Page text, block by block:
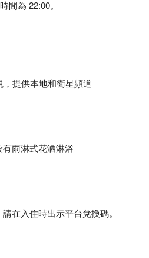
間為 22:00。
，提供本地和衛星頻道
有雨淋式花洒淋浴
在入住時出示平台兌換碼。